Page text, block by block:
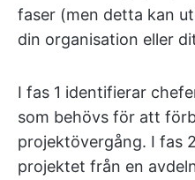
faser (men detta kan
din organisation eller
I fas 1 identifierar
som behövs för att
projektövergång. I fas
projektet från en